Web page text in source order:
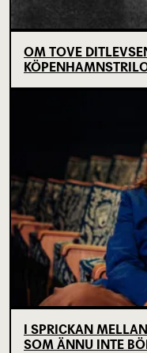
OM TOVE
I SPRICKAN
SOM ÄNNU INTE